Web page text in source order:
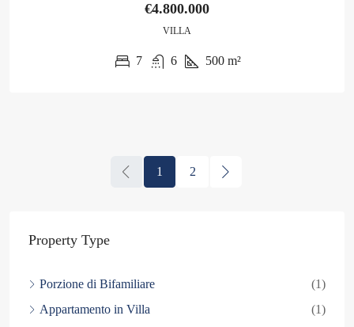
€4.800.000
VILLA
7 6 500 m²
1 2
Property Type
Porzione di Bifamiliare
(1)
Appartamento in Villa
(1)